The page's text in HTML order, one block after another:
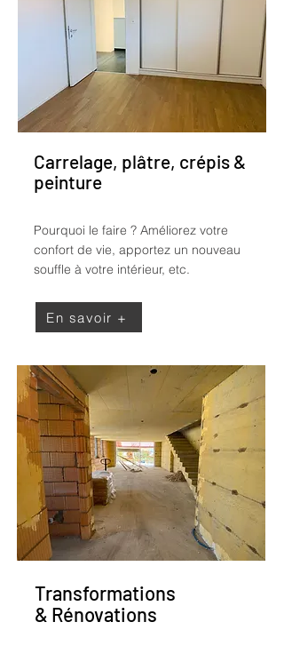
Carrelage, plâtre, crépis &
peinture
Pourquoi le faire ? Améliorez votre
confort de vie, apportez un nouveau
souffle à votre intérieur, etc.
En savoir +
Transformations
& Rénovations